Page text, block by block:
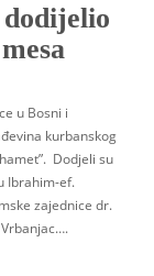
u Bosni i
kurbanskog
Dodjeli su
Ibrahim-ef.
zajednice dr.